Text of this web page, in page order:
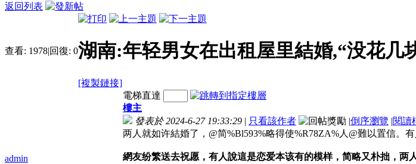
返回列表
查看: 1978|回復: 0湖南:年轻男女在出租屋里結婚,“没花几
[複製鏈接]
admin
電梯直達
樓主
發表於 2024-6-27 19:33:29 | 只看該作者 |倒序瀏覽 |閱讀
两人就如许結婚了，@简%Bl593%略得使%R78ZA%人@難以置信。
網友纷繁送去祝愿，有人說這是恋爱本该有的模样，简略又朴拙，两